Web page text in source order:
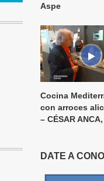
Aspe
Cocina
con arroces
– CÉSAR
DATE A